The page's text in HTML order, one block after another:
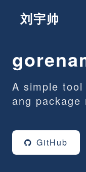
刘宇帅
A simple
ang package
GitHub